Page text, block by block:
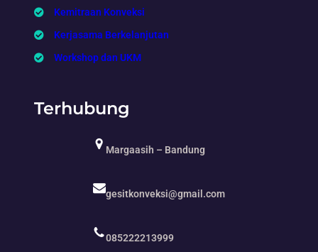
Kemitraan Konveksi
Kerjasama Berkelanjutan
Workshop dan UKM
Terhubung
Margaasih – Bandung
gesitkonveksi@gmail.com
085222213999